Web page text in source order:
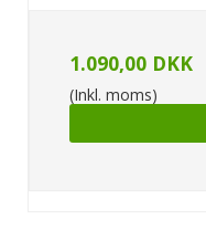
1.090,00 DKK
(Inkl. moms)